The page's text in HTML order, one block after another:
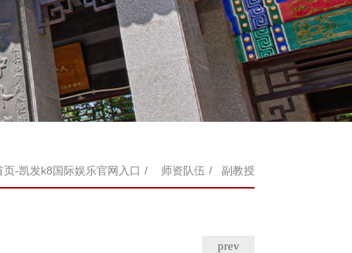
页-凯发k8国际娱乐官网入口 / 师资队伍 / 副教授
prev